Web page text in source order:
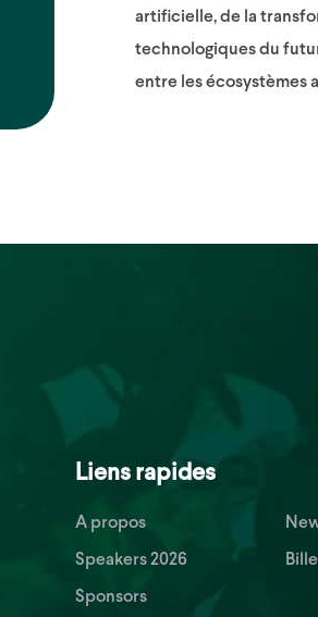
artificielle, de la
technologiques du
entre les écosystèmes
Liens rapides
A propos
Speakers 2026
Sponsors